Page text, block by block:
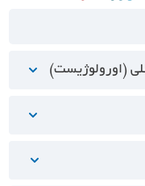
(اورولوژیست)